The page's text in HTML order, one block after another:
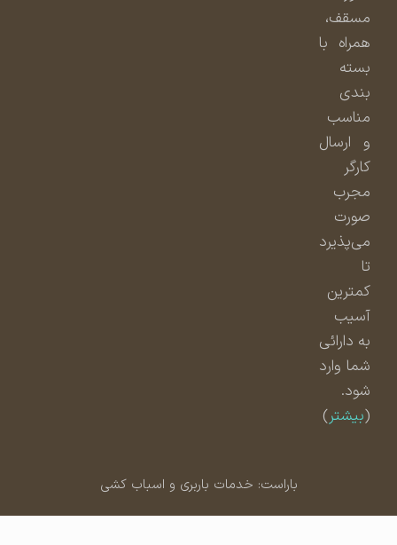
مسقف،
همراه با
بسته
بندی
مناسب
و ارسال
مجرب
صورت
می‌پذیرد
کمترین
آسیب
به دارائی
شما وارد
شود.
بیشتر)
باراست: خدمات باربری و اسباب کشی